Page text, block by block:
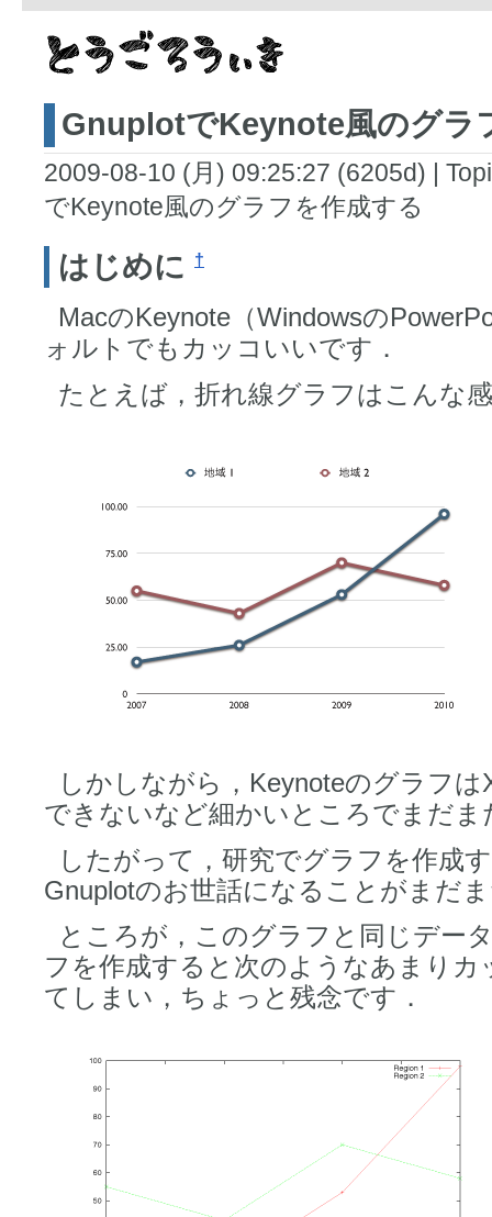
GnuplotでKeynote風のグラ
2009-08-10 (月) 09:25:27 (6205d) |
でKeynote風のグラフを作成する
はじめに †
MacのKeynote（Windowsの
ォルトでもカッコいいです．
たとえば，折れ線グラフはこんな
しかしながら，Keynoteのグラフ
できないなど細かいところでまだま
したがって，研究でグラフを作成
Gnuplotのお世話になることがまだ
ところが，このグラフと同じデー
フを作成すると次のようなあまり
てしまい，ちょっと残念です．